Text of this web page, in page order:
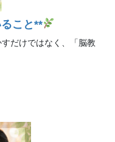
こと**
だけではなく、「脳教